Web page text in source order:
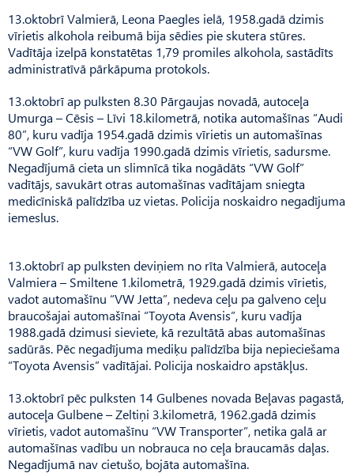
13.oktobrī Valmierā, Leona Paegles ielā, 1958.gadā dzimis
vīrietis alkohola reibumā bija sēdies pie skutera stūres.
Vadītāja izelpā konstatētas 1,79 promiles alkohola, sastādīts
administratīvā pārkāpuma protokols.
13.oktobrī ap pulksten 8.30 Pārgaujas novadā, autoceļa
Umurga – Cēsis – Līvi 18.kilometrā, notika automašīnas “Audi
80”, kuru vadīja 1954.gadā dzimis vīrietis un automašīnas
“VW Golf”, kuru vadīja 1990.gadā dzimis vīrietis, sadursme.
Negadījumā cieta un slimnīcā tika nogādāts “VW Golf”
vadītājs, savukārt otras automašīnas vadītājam sniegta
medicīniskā palīdzība uz vietas. Policija noskaidro negadījuma
iemeslus.
13.oktobrī ap pulksten deviņiem no rīta Valmierā, autoceļa
Valmiera – Smiltene 1.kilometrā, 1929.gadā dzimis vīrietis,
vadot automašīnu “VW Jetta”, nedeva ceļu pa galveno ceļu
braucošajai automašīnai “Toyota Avensis”, kuru vadīja
1988.gadā dzimusi sieviete, kā rezultātā abas automašīnas
sadūrās. Pēc negadījuma mediķu palīdzība bija nepieciešama
“Toyota Avensis” vadītājai. Policija noskaidro apstākļus.
13.oktobrī pēc pulksten 14 Gulbenes novada Beļavas pagastā,
autoceļa Gulbene – Zeltiņi 3.kilometrā, 1962.gadā dzimis
vīrietis, vadot automašīnu “VW Transporter”, netika galā ar
automašīnas vadību un nobrauca no ceļa braucamās daļas.
Negadījumā nav cietušo, bojāta automašīna.